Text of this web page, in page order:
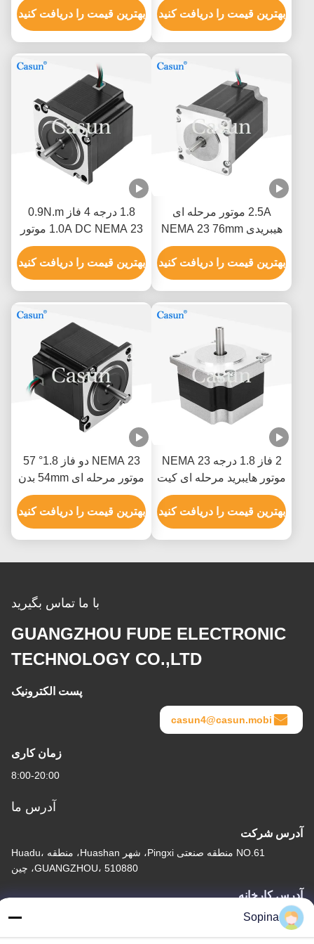
اتوماسیون مکانیکی
بهترین قیمت را دریافت کنید
بهترین قیمت را دریافت کنید
2.5A موتور مرحله ای
هیبریدی NEMA 23 76mm
بدن 1.5N.M برای ماشین
CNC
بهترین قیمت را دریافت کنید
1.8 درجه 4 فاز 0.9N.m
1.0A DC NEMA 23 موتور
مرحله ای هیبریدی برای
ربات CNC
بهترین قیمت را دریافت کنید
2 فاز 1.8 درجه NEMA 23
موتور هایبرید مرحله ای کیت
موتور مرحله ای CNC با CE
بهترین قیمت را دریافت کنید
NEMA 23 دو فاز 1.8° 57
موتور مرحله ای 54mm بدن
1.0A ماشین چاپ
بهترین قیمت را دریافت کنید
با ما تماس بگیرید
GUANGZHOU FUDE ELECTRONIC
TECHNOLOGY CO.,LTD
پست الکترونیک
casun4@casun.mobi
زمان کاری
8:00-20:00
آدرس ما
آدرس شرکت
NO.61 منطقه صنعتی Pingxi، شهر Huashan، منطقه Huadu،
GUANGZHOU، 510880، چین
آدرس کارخانه
NO.61 منطقه صنعتی Pingxi، شهر Huashan، منطقه Huadu،
Sopina